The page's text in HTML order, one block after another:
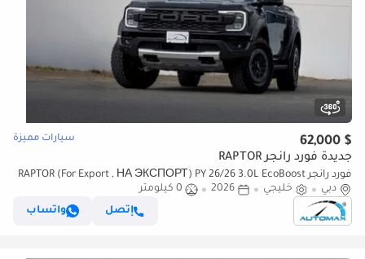
$ 62,000 سيارات مميزة
جديدة فورد رانجر RAPTOR
فورد رانجر RAPTOR (For Export , НА ЭКСПОРТ) PY 26/26 3.0L EcoBoost
V6 GCC Без пробега
دبي خليجي 2026
0 كيلومتر
إتصل
واتساب